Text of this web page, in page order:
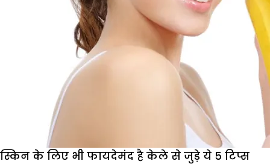
स्किन के लिए भी फायदेमंद है केले से जुड़े ये 5 टिप्स